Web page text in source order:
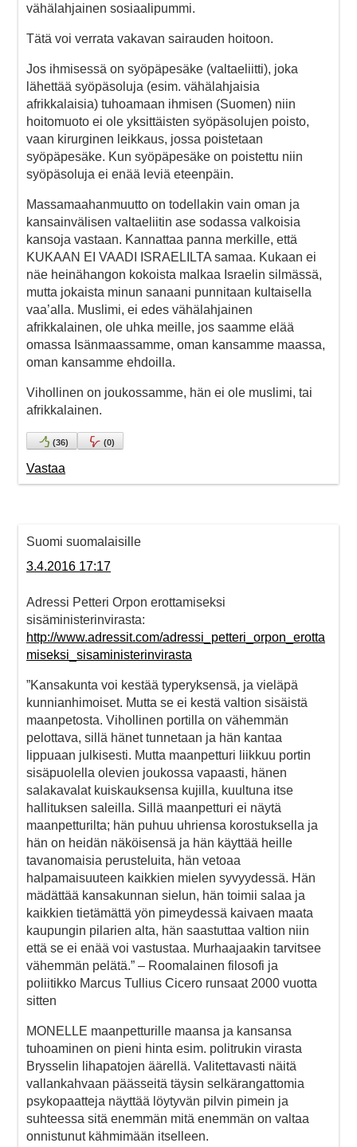
vähälahjainen sosiaalipummi.
Tätä voi verrata vakavan sairauden hoitoon.
Jos ihmisessä on syöpäpesäke (valtaeliitti), joka
lähettää syöpäsoluja (esim. vähälahjaisia
afrikkalaisia) tuhoamaan ihmisen (Suomen) niin
hoitomuoto ei ole yksittäisten syöpäsolujen poisto,
vaan kirurginen leikkaus, jossa poistetaan
syöpäpesäke. Kun syöpäpesäke on poistettu niin
syöpäsoluja ei enää leviä eteenpäin.
Massamaahanmuutto on todellakin vain oman ja
kansainvälisen valtaeliitin ase sodassa valkoisia
kansoja vastaan. Kannattaa panna merkille, että
KUKAAN EI VAADI ISRAELILTA samaa. Kukaan ei
näe heinähangon kokoista malkaa Israelin silmässä,
mutta jokaista minun sanaani punnitaan kultaisella
vaa’alla. Muslimi, ei edes vähälahjainen
afrikkalainen, ole uhka meille, jos saamme elää
omassa Isänmaassamme, oman kansamme maassa,
oman kansamme ehdoilla.
Vihollinen on joukossamme, hän ei ole muslimi, tai
afrikkalainen.
(36) (0)
Vastaa
Suomi suomalaisille
3.4.2016 17:17
Adressi Petteri Orpon erottamiseksi
sisäministerinvirasta:
http://www.adressit.com/adressi_petteri_orpon_erotta
miseksi_sisaministerinvirasta
”Kansakunta voi kestää typeryksensä, ja vieläpä
kunnianhimoiset. Mutta se ei kestä valtion sisäistä
maanpetosta. Vihollinen portilla on vähemmän
pelottava, sillä hänet tunnetaan ja hän kantaa
lippuaan julkisesti. Mutta maanpetturi liikkuu portin
sisäpuolella olevien joukossa vapaasti, hänen
salakavalat kuiskauksensa kujilla, kuultuna itse
hallituksen saleilla. Sillä maanpetturi ei näytä
maanpetturilta; hän puhuu uhriensa korostuksella ja
hän on heidän näköisensä ja hän käyttää heille
tavanomaisia perusteluita, hän vetoaa
halpamaisuuteen kaikkien mielen syvyydessä. Hän
mädättää kansakunnan sielun, hän toimii salaa ja
kaikkien tietämättä yön pimeydessä kaivaen maata
kaupungin pilarien alta, hän saastuttaa valtion niin
että se ei enää voi vastustaa. Murhaajaakin tarvitsee
vähemmän pelätä.” – Roomalainen filosofi ja
poliitikko Marcus Tullius Cicero runsaat 2000 vuotta
sitten
MONELLE maanpetturille maansa ja kansansa
tuhoaminen on pieni hinta esim. politrukin virasta
Brysselin lihapatojen äärellä. Valitettavasti näitä
vallankahvaan päässeitä täysin selkärangattomia
psykopaatteja näyttää löytyvän pilvin pimein ja
suhteessa sitä enemmän mitä enemmän on valtaa
onnistunut kähmimään itselleen.